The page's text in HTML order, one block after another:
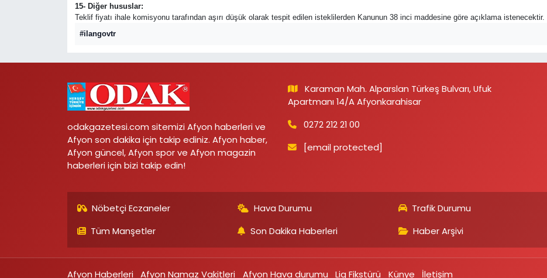
15- Diğer hususlar:
Teklif fiyatı ihale komisyonu tarafından aşırı düşük olarak tespit edilen isteklilerden Kanunun 38 inci maddesine göre açıklama istenecektir.
#ilangovtr
odakgazetesi.com sitemizi Afyon haberleri ve
Afyon son dakika için takip ediniz. Afyon haber,
Afyon güncel, Afyon spor ve Afyon magazin
haberleri için bizi takip edin!
Karaman Mah. Alparslan Türkeş Bulvarı, Ufuk
Apartmanı 14/A Afyonkarahisar
0272 212 21 00
[email protected]
Nöbetçi Eczaneler Hava Durumu Trafik Durumu
Tüm Manşetler
Son Dakika Haberleri Haber Arşivi
Afyon Haberleri Afyon Namaz Vakitleri Afyon Hava durumu Lig Fikstürü Künye İletişim